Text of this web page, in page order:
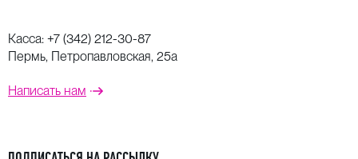
Касса: +7 (342) 212-30-87
Пермь, Петропавловская, 25а
Написать нам